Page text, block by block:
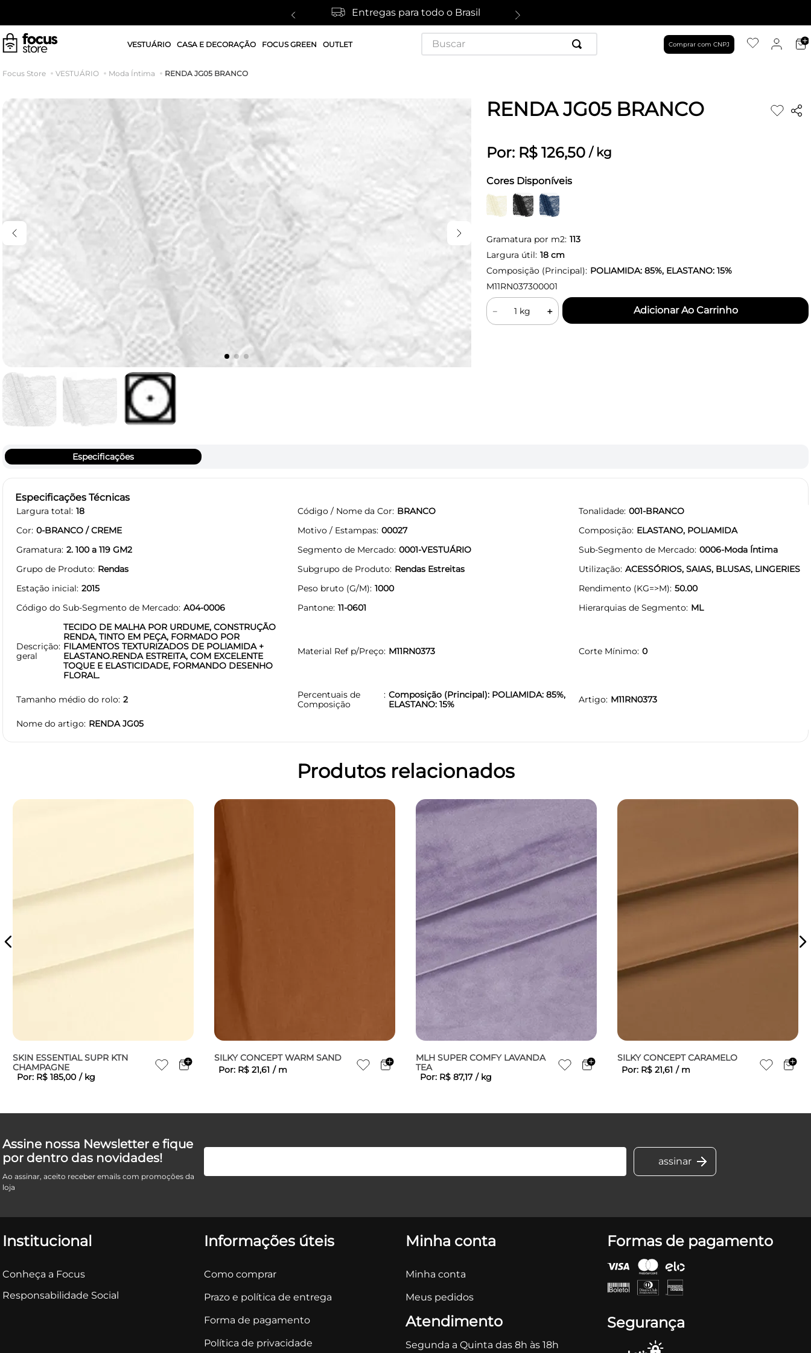
Entregas para todo o Brasil
VESTUÁRIO CASA E DECORAÇÃO FOCUS GREEN OUTLET
Buscar
Comprar com CNPJ
VESTUÁRIO Moda Íntima RENDA JG05 BRANCO
RENDA JG05 BRANCO
Por: R$ 126,50 / kg
Cores Disponíveis
Gramatura por m2: 113
Largura útil: 18cm
Composição (Principal): POLIAMIDA: 85%, ELASTANO: 15%
M11RN037300001
＋
－
Especificações
Especificações Técnicas
Largura total 18 Código / Nome da Cor BRANCO Tonalidade 001-BRANCO
Cor 0-BRANCO / CREME Motivo / Estampas 00027 Composição ELASTANO, POLIAMIDA
Gramatura 2. 100 a 119 GM2 Segmento de Mercado 0001-VESTUÁRIO Sub-Segmento de Mercado 0006-Moda Íntima
Grupo de Produto Rendas Subgrupo de Produto Rendas Estreitas Utilização ACESSÓRIOS, SAIAS, BLUSAS, LINGERIES
Estação inicial 2015 Peso bruto (G/M) 1000 Rendimento (KG=>M) 50.00
Código do Sub-Segmento de Mercado A04-0006 Pantone 11-0601 Hierarquias de Segmento ML
Descrição
geral
TECIDO DE MALHA POR URDUME, CONSTRUÇÃO
RENDA, TINTO EM PEÇA, FORMADO POR
FILAMENTOS TEXTURIZADOS DE POLIAMIDA +
ELASTANO.RENDA ESTREITA, COM EXCELENTE
TOQUE E ELASTICIDADE, FORMANDO DESENHO
FLORAL.
Material Ref p/Preço M11RN0373 Corte Mínimo 0
Tamanho médio do rolo 2
Percentuais de
Composição
Composição (Principal): POLIAMIDA: 85%,
ELASTANO: 15%
Artigo M11RN0373
Nome do artigo RENDA JG05
Produtos relacionados
SKIN ESSENTIAL SUPR KTN
CHAMPAGNE
Por: R$ 185,00 / kg
SILKY CONCEPT WARM SAND
Por: R$ 21,61 / m
MLH SUPER COMFY LAVANDA
TEA
Por: R$ 87,17 / kg
SILKY CONCEPT CARAMELO
Por: R$ 21,61 / m
Assine nossa Newsletter e fique
por dentro das novidades!
Ao assinar, aceito receber emails com promoções da
loja
Institucional
Conheça a Focus
Responsabilidade Social
Informações úteis
Como comprar
Prazo e política de entrega
Forma de pagamento
Política de privacidade
Minha conta
Minha conta
Meus pedidos
Atendimento
Segunda a Quinta das 8h às 18h
Formas de pagamento
Segurança